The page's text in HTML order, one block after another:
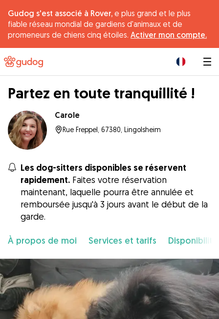
Gudog s'est associé à Rover, e plus grand et le plus
fiable réseau mondial de gardiens d'animaux et de
promeneurs de chiens cinq étoiles. Activer mon compte.
Partez en toute tranquillité !
Carole
Rue Freppel, 67380, Lingolsheim
Les dog-sitters disponibles se réservent
rapidement. Faites votre réservation
maintenant, laquelle pourra être annulée et
remboursée jusqu'à 3 jours avant le début de la
garde.
À propos de moi Services et tarifs Disponibilité